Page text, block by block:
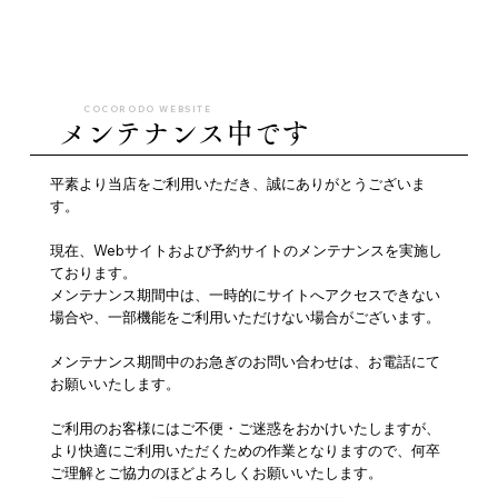
COCORODO WEBSITE
​メンテナンス中です
平素より当店をご利用いただき、誠にありがとうございま
す。
現在、Webサイトおよび予約サイトのメンテナンスを実施し
ております。
メンテナンス期間中は、一時的にサイトへアクセスできない
場合や、一部機能をご利用いただけない場合がございます。
メンテナンス期間中のお急ぎのお問い合わせは、お電話にて
お願いいたします。
ご利用のお客様にはご不便・ご迷惑をおかけいたしますが、
より快適にご利用いただくための作業となりますので、何卒
ご理解とご協力のほどよろしくお願いいたします。